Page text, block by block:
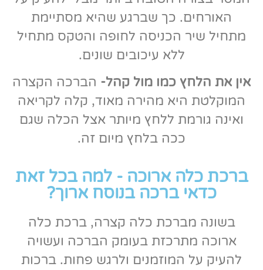
האורחים. כך שברגע שהיא מסתיימת
מתחיל שיר הכניסה לחופה והטקס מתחיל
ללא עיכובים שונים.
אין את הלחץ כמו מול קהל- הברכה הקצרה
המוקלטת היא מהירה מאוד, קלה לקריאה
ואינה גורמת ללחץ מיותר אצל הכלה שגם
ככה בלחץ מיום זה.
ברכת כלה ארוכה - למה בכל זאת
כדאי ברכה בנוסח ארוך?
בשונה מברכת כלה קצרה, ברכת כלה
ארוכה מתרכזת בעומק הברכה ועשויה
להעיק על המוזמנים ולרגש פחות. ברכות